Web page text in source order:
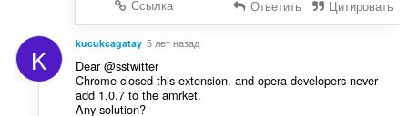
Ссылка
Ответить Цитировать
K kucukcagatay 5 лет назад
Dear @sstwitter
Chrome closed this extension. and opera developers never
add 1.0.7 to the amrket.
Any solution?